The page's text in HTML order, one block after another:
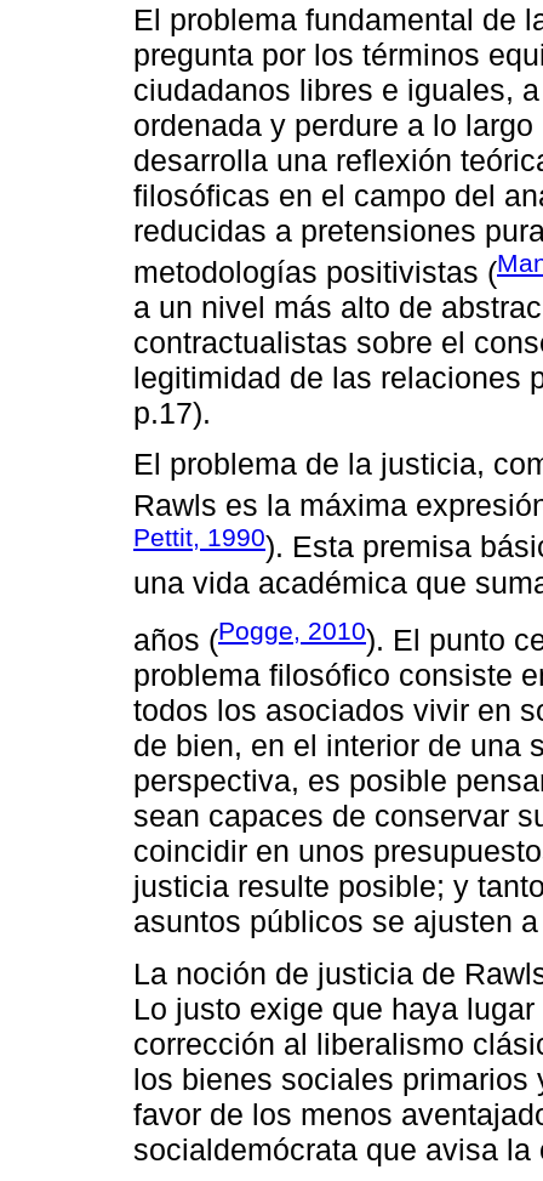
El problema fundamental de
pregunta por los términos
ciudadanos libres e iguales,
ordenada y perdure a lo
desarrolla una reflexión
filosóficas en el campo del
reducidas a pretensiones
metodologías positivistas (
a un nivel más alto de
contractualistas sobre el
legitimidad de las relaciones
p.17).
El problema de la justicia,
Rawls es la máxima
Pettit, 1990). Esta premisa
una vida académica que
años (Pogge, 2010). El punto
problema filosófico consiste
todos los asociados vivir en
de bien, en el interior de una
perspectiva, es posible
sean capaces de conservar
coincidir en unos
justicia resulte posible; y
asuntos públicos se ajusten
La noción de justicia de
Lo justo exige que haya
corrección al liberalismo
los bienes sociales
favor de los menos
socialdemócrata que avisa